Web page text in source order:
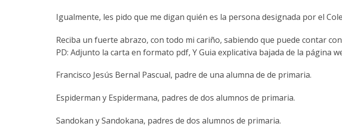
Igualmente, les pido que me digan quién es la persona designada por el
Reciba un fuerte abrazo, con todo mi cariño, sabiendo que puede contar
PD: Adjunto la carta en formato pdf, Y Guia explicativa bajada de la página
Francisco Jesús Bernal Pascual, padre de una alumna de de primaria.
Espiderman y Espidermana, padres de dos alumnos de primaria.
Sandokan y Sandokana, padres de dos alumnos de primaria.